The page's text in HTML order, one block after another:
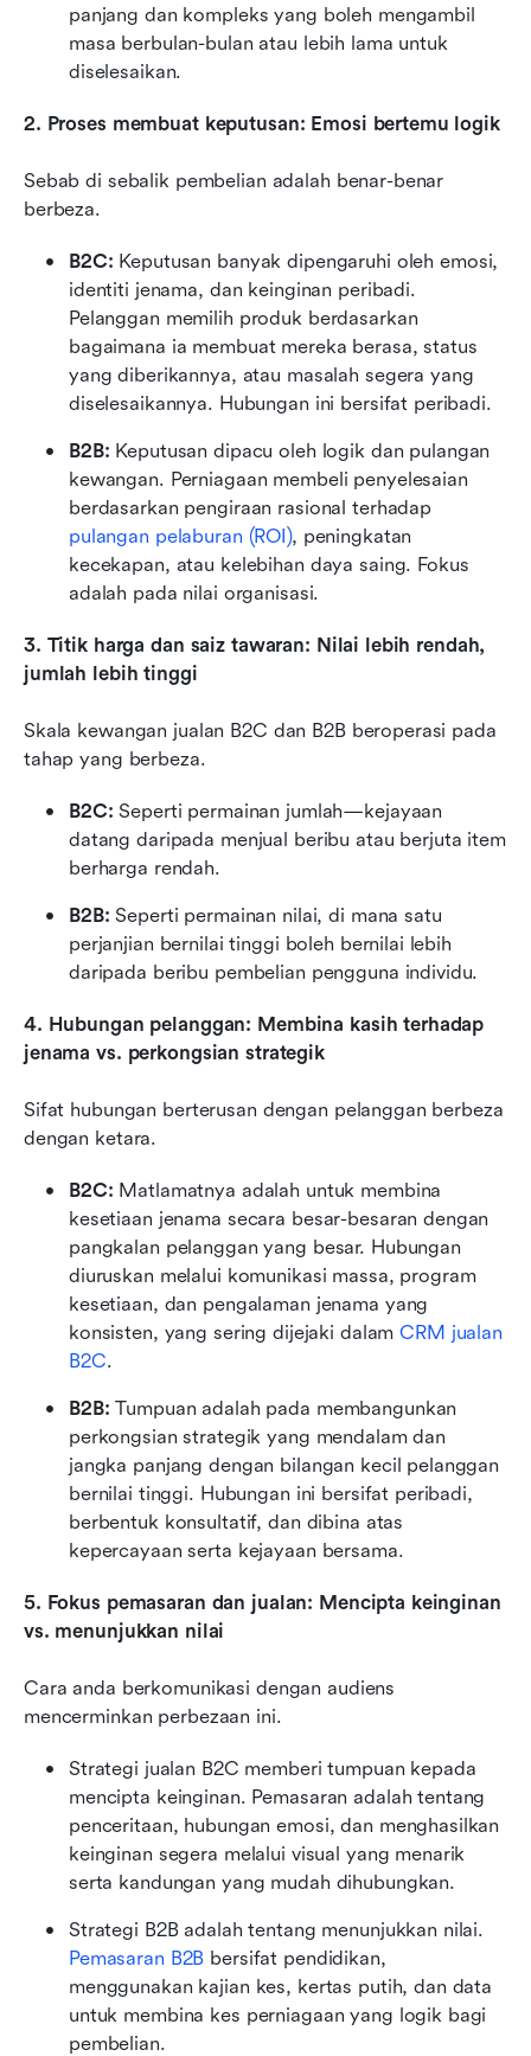
panjang dan kompleks yang boleh mengambil
masa berbulan-bulan atau lebih lama untuk
diselesaikan.
2. Proses membuat keputusan: Emosi bertemu logik
Sebab di sebalik pembelian adalah benar-benar
berbeza.
B2C: Keputusan banyak dipengaruhi oleh emosi,
identiti jenama, dan keinginan peribadi.
Pelanggan memilih produk berdasarkan
bagaimana ia membuat mereka berasa, status
yang diberikannya, atau masalah segera yang
diselesaikannya. Hubungan ini bersifat peribadi.
B2B: Keputusan dipacu oleh logik dan pulangan
kewangan. Perniagaan membeli penyelesaian
pulangan pelaburan (ROI), peningkatan
kecekapan, atau kelebihan daya saing. Fokus
adalah pada nilai organisasi.
3. Titik harga dan saiz tawaran: Nilai lebih rendah,
jumlah lebih tinggi
Skala kewangan jualan B2C dan B2B beroperasi pada
tahap yang berbeza.
B2C: Seperti permainan jumlah—kejayaan
datang daripada menjual beribu atau berjuta item
berharga rendah.
B2B: Seperti permainan nilai, di mana satu
perjanjian bernilai tinggi boleh bernilai lebih
daripada beribu pembelian pengguna individu.
4. Hubungan pelanggan: Membina kasih terhadap
jenama vs. perkongsian strategik
Sifat hubungan berterusan dengan pelanggan berbeza
dengan ketara.
B2C: Matlamatnya adalah untuk membina
kesetiaan jenama secara besar-besaran dengan
pangkalan pelanggan yang besar. Hubungan
diuruskan melalui komunikasi massa, program
kesetiaan, dan pengalaman jenama yang
konsisten, yang sering dijejaki dalam CRM jualan
B2C.
B2B: Tumpuan adalah pada membangunkan
perkongsian strategik yang mendalam dan
jangka panjang dengan bilangan kecil pelanggan
bernilai tinggi. Hubungan ini bersifat peribadi,
berbentuk konsultatif, dan dibina atas
kepercayaan serta kejayaan bersama.
5. Fokus pemasaran dan jualan: Mencipta keinginan
vs. menunjukkan nilai
Cara anda berkomunikasi dengan audiens
mencerminkan perbezaan ini.
Strategi jualan B2C memberi tumpuan kepada
mencipta keinginan. Pemasaran adalah tentang
penceritaan, hubungan emosi, dan menghasilkan
keinginan segera melalui visual yang menarik
serta kandungan yang mudah dihubungkan.
Pemasaran B2B bersifat pendidikan,
menggunakan kajian kes, kertas putih, dan data
untuk membina kes perniagaan yang logik bagi
pembelian.